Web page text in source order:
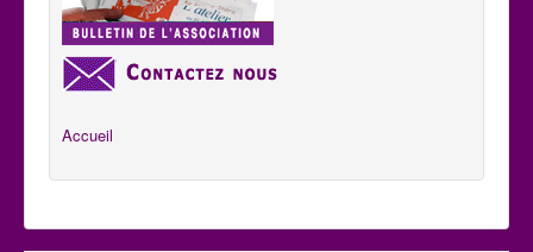
Accueil